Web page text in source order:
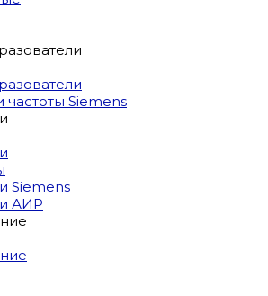
Siemens
Siemens
АИР